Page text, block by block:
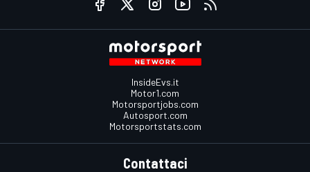
InsideEvs.it
Motor1.com
Motorsportjobs.com
Autosport.com
Motorsportstats.com
Contattaci